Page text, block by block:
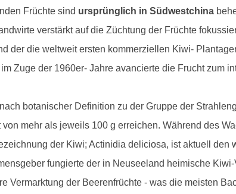
Früchte sind ursprünglich in Südwestchina
verstärkt auf die Züchtung der Früchte
der die weltweit ersten kommerziellen Kiwi-
Zuge der 1960er- Jahre avancierte die Frucht zum
botanischer Definition zu der Gruppe der
von mehr als jeweils 100 g erreichen. Während des
der Kiwi; Actinidia deliciosa, ist aktuell
fungierte der in Neuseeland heimische
Vermarktung der Beerenfrüchte - was die meisten